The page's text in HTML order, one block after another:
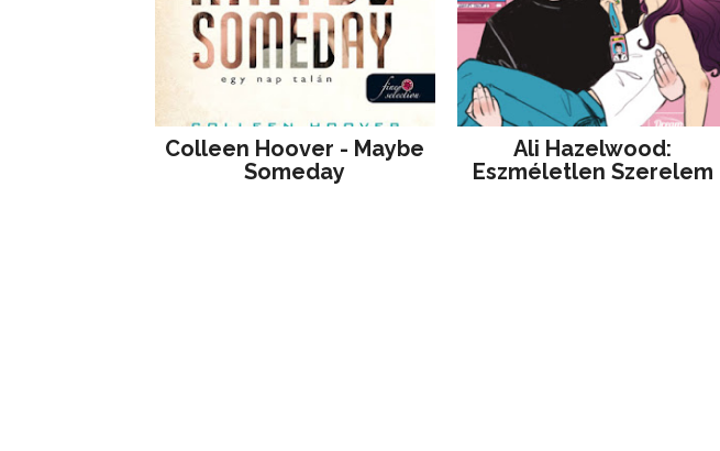
Colleen Hoover - Maybe
Someday
Ali Hazelwood:
Eszméletlen Szerelem